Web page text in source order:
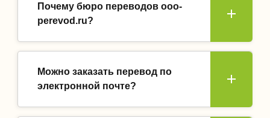
Почему бюро переводов ooo-
perevod.ru?
Можно заказать перевод по
электронной почте?